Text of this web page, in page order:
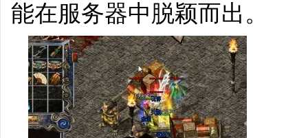
能在服务器中脱颖而出。